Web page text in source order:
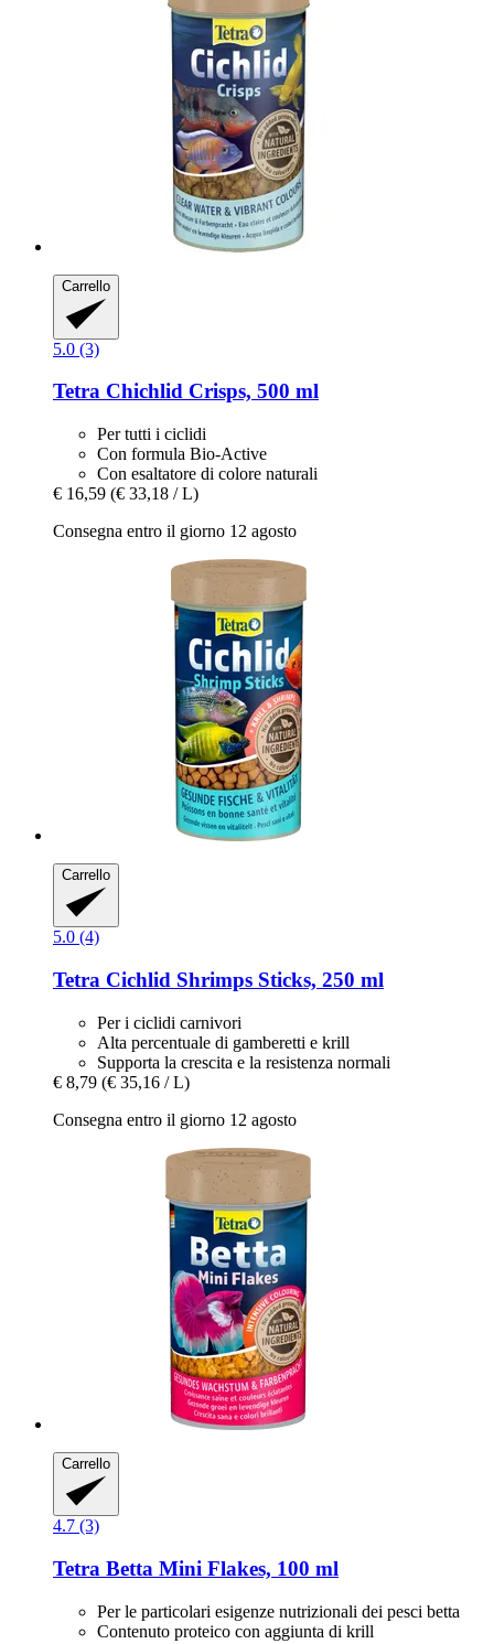
Carrello
5.0 (3)
Tetra Chichlid Crisps, 500 ml
Per tutti i ciclidi
Con formula Bio-Active
Con esaltatore di colore naturali
€ 16,59 (€ 33,18 / L)
Consegna entro il giorno 12 agosto
Carrello
5.0 (4)
Tetra Cichlid Shrimps Sticks, 250 ml
Per i ciclidi carnivori
Alta percentuale di gamberetti e krill
Supporta la crescita e la resistenza normali
€ 8,79 (€ 35,16 / L)
Consegna entro il giorno 12 agosto
Carrello
4.7 (3)
Tetra Betta Mini Flakes, 100 ml
Per le particolari esigenze nutrizionali dei pesci betta
Contenuto proteico con aggiunta di krill